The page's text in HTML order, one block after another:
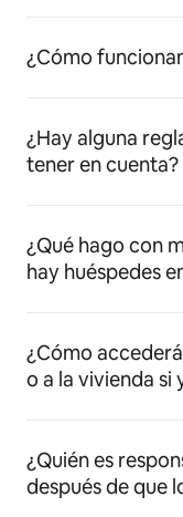
¿Cómo
¿Hay alguna
tener en cuenta?
¿Qué hago con
hay huéspedes
¿Cómo
o a la vivienda si
¿Quién es
después de que